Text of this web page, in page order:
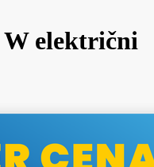
W električni